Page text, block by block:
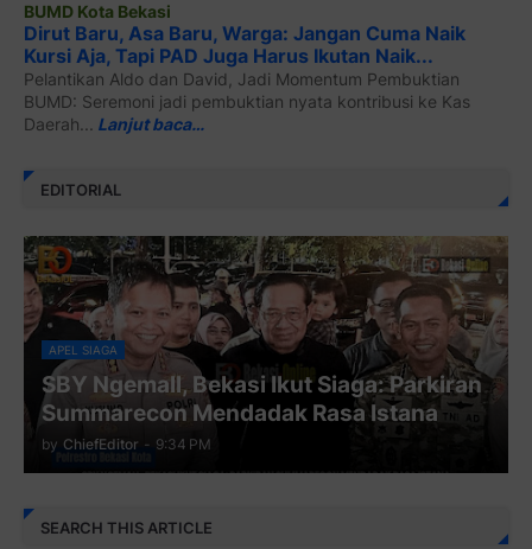
BUMD Kota Bekasi
Dirut Baru, Asa Baru, Warga: Jangan Cuma Naik
Kursi Aja, Tapi PAD Juga Harus Ikutan Naik...
Pelantikan Aldo dan David, Jadi Momentum Pembuktian
BUMD: Seremoni jadi pembuktian nyata kontribusi ke Kas
Daerah... Lanjut baca…
EDITORIAL
APEL SIAGA
SBY Ngemall, Bekasi Ikut Siaga: Parkiran
Summarecon Mendadak Rasa Istana
by ChiefEditor - 9:34 PM
SEARCH THIS ARTICLE